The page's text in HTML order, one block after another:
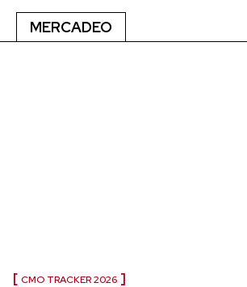
MERCADEO
CMO TRACKER 2026